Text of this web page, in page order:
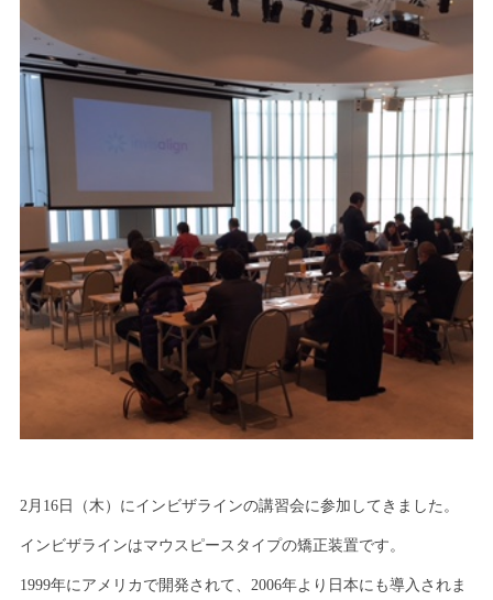
2月16日（木）にインビザラインの講習会に参加してきました。
インビザラインはマウスピースタイプの矯正装置です。
1999年にアメリカで開発されて、2006年より日本にも導入されま